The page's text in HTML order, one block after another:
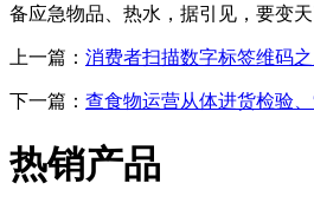
备应急物品、热水，据引见，要变天
上一篇： 消费者扫描数字标签维码
下一篇： 查食物运营从体进货检验
热销产品